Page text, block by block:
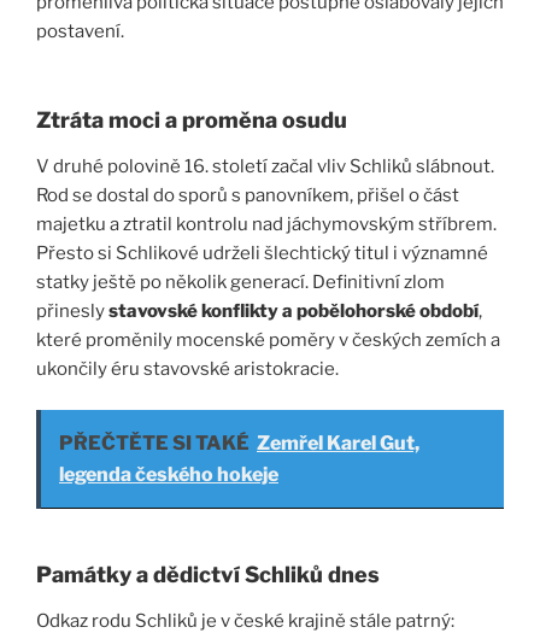
postavení.
Ztráta moci a proměna osudu
V druhé polovině 16. století začal vliv Schliků slábnout.
Rod se dostal do sporů s panovníkem, přišel o část
majetku a ztratil kontrolu nad jáchymovským stříbrem.
Přesto si Schlikové udrželi šlechtický titul i významné
statky ještě po několik generací. Definitivní zlom
přineslystavovské konflikty a pobělohorské období,
které proměnily mocenské poměry v českých zemích a
ukončily éru stavovské aristokracie.
PŘEČTĚTE SI TAKÉ Zemřel Karel Gut,
legenda českého hokeje
Památky a dědictví Schliků dnes
Odkaz rodu Schliků je v české krajině stále patrný: